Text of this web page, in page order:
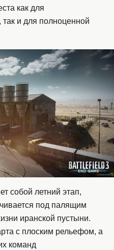
как для
так и для полноценной
собой летний этап,
под палящим
иранской пустыни.
с плоским рельефом, а
команд